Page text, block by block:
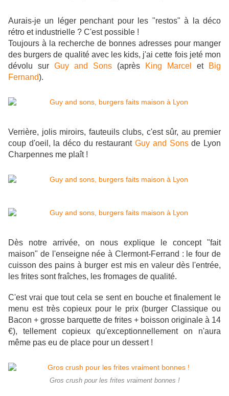
Aurais-je un léger penchant pour les "restos" à la déco
rétro et industrielle ? C'est possible !
Toujours à la recherche de bonnes adresses pour manger
des burgers de qualité avec les kids, j'ai cette fois jeté mon
dévolu sur Guy and Sons (après King Marcel et
Big
Fernand).
Verrière, jolis miroirs, fauteuils clubs, c'est sûr, au premier
coup d'oeil, la déco du restaurantGuy and Sonsde Lyon
Charpennes me plaît !
Dès notre arrivée, on nous explique le concept "fait
maison" de l'enseigne née à Clermont-Ferrand : le four de
cuisson des pains à burger est mis en valeur dès l'entrée,
les frites sont fraîches, les fromages de qualité.
C'est vrai que tout cela se sent en bouche et finalement le
menu est très copieux pour le prix (burger Classique ou
Bacon + grosse barquette de frites + boisson originale à 14
€), tellement copieux qu'exceptionnellement on n'aura
même pas eu de place pour un dessert !
Gros crush pour les frites vraiment bonnes !